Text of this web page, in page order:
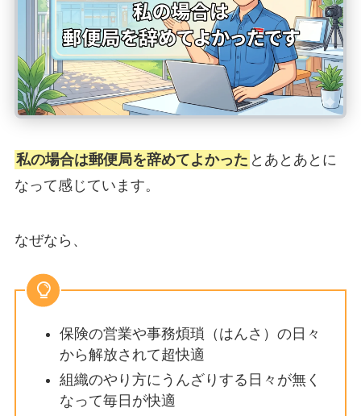
私の場合は郵便局を辞めてよかった とあとあとに
なって感じています。
なぜなら、
保険の営業や事務煩瑣（はんさ）の日々
から解放されて超快適
組織のやり方にうんざりする日々が無く
なって毎日が快適